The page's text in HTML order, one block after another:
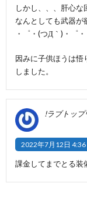
しかし、、、肝心な
なんとしても武器が
・゜・(つД｀)・゜・
因みに子供ほうは悟
しました。
!ラブトッ
2022年7月12日 4:36
課金してまでとる装